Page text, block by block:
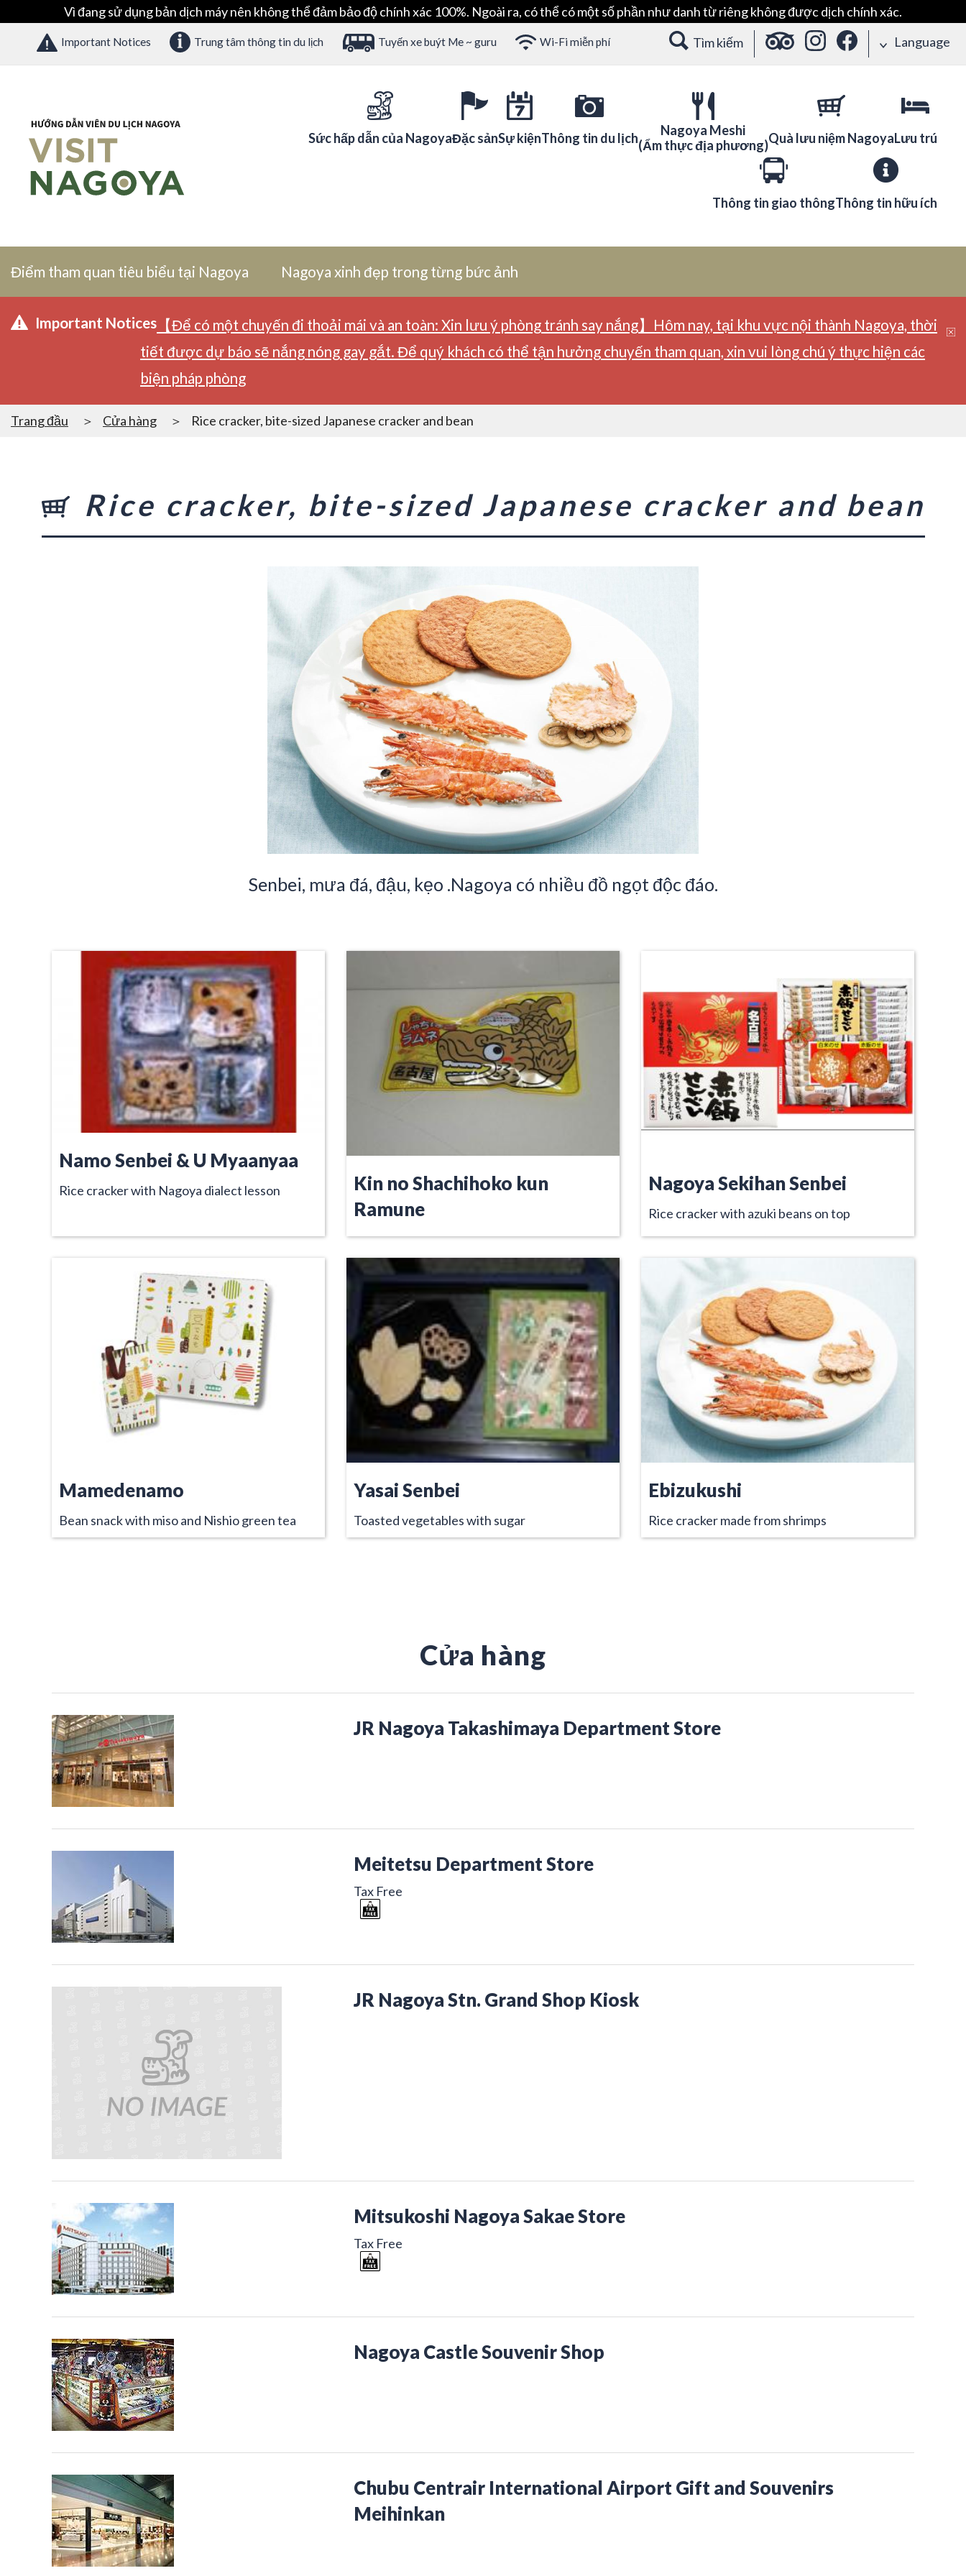
Vì đang sử dụng bản dịch máy nên không thể đảm bảo độ chính xác 100%. Ngoài ra, có thể có một số phần như danh từ riêng không được dịch chính xác.
Important Notices Trung tâm thông tin du lịch Tuyến xe buýt Me ~ guru Wi-Fi miễn phí Tìm kiếm Language
Sức hấp dẫn của NagoyaĐặc sảnSự kiệnThông tin du lịch
Nagoya Meshi
(Ẩm thực địa phương)Quà lưu niệm NagoyaLưu trú
Thông tin giao thôngThông tin hữu ích
Điểm tham quan tiêu biểu tại Nagoya Nagoya xinh đẹp trong từng bức ảnh
Important Notices 【Để có một chuyến đi thoải mái và an toàn: Xin lưu ý phòng tránh say nắng】Hôm nay, tại khu vực nội thành Nagoya, thời
tiết được dự báo sẽ nắng nóng gay gắt. Để quý khách có thể tận hưởng chuyến tham quan, xin vui lòng chú ý thực hiện các
biện pháp phòng
Trang đầu Cửa hàng Rice cracker, bite-sized Japanese cracker and bean
Rice cracker, bite-sized Japanese cracker and bean
Senbei, mưa đá, đậu, kẹo .Nagoya có nhiều đồ ngọt độc đáo.
Namo Senbei & U Myaanyaa
Rice cracker with Nagoya dialect lesson
Kin no Shachihoko kun
Ramune
Nagoya Sekihan Senbei
Rice cracker with azuki beans on top
Mamedenamo
Bean snack with miso and Nishio green tea
Yasai Senbei
Toasted vegetables with sugar
Ebizukushi
Rice cracker made from shrimps
Cửa hàng
JR Nagoya Takashimaya Department Store
Meitetsu Department Store
Tax Free
JR Nagoya Stn. Grand Shop Kiosk
Mitsukoshi Nagoya Sakae Store
Tax Free
Nagoya Castle Souvenir Shop
Chubu Centrair International Airport Gift and Souvenirs
Meihinkan